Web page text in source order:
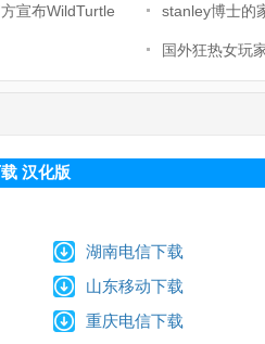
宣布WildTurtle stanley博士的
国外狂热女玩
汉化版
湖南电信下载
山东移动下载
重庆电信下载